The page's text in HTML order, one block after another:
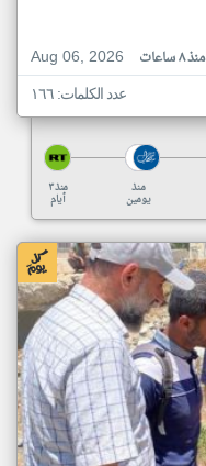
Aug 06, 2026
منذ ٨ ساعات
عدد الكلمات: ١٦٦
منذ ٣
أيام
منذ
يومين